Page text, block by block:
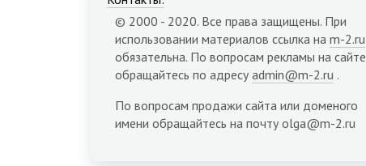
© 2000 - 2020. Все права защищены. При
использовании материалов ссылка на m-2.ru
обязательна. По вопросам рекламы на сайте
обращайтесь по адресу admin@m-2.ru .
По вопросам продажи сайта или доменого
имени обращайтесь на почту olga@m-2.ru